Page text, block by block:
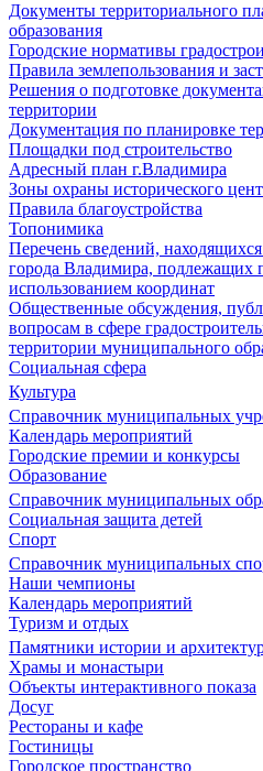
Документы территориального
образования
Городские нормативы
Правила землепользования и
Решения о подготовке
территории
Документация по планировке
Площадки под строительство
Адресный план г.Владимира
Зоны охраны исторического
Правила благоустройства
Топонимика
Перечень сведений,
города Владимира, подлежащих
использованием координат
Общественные обсуждения,
вопросам в сфере
территории муниципального
Социальная сфера
Культура
Справочник муниципальных
Календарь мероприятий
Городские премии и конкурсы
Образование
Справочник муниципальных
Социальная защита детей
Спорт
Справочник муниципальных
Наши чемпионы
Календарь мероприятий
Туризм и отдых
Памятники истории и
Храмы и монастыри
Объекты интерактивного показа
Досуг
Рестораны и кафе
Гостиницы
Городское пространство